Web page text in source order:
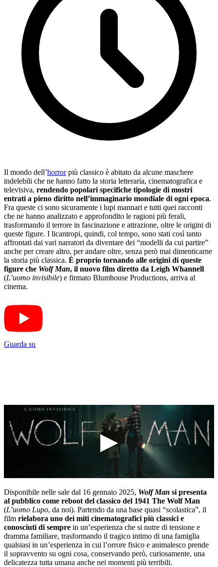
Il mondo dell’horrorpiù classico è abitato da alcune maschere
indelebili che ne hanno fatto la storia letteraria, cinematografica e
televisiva, rendendo popolari specifiche tipologie di mostri
entrati a pieno diritto nell’immaginario mondiale di ogni epoca.
Fra queste ci sono sicuramente i lupi mannari e tutti quei racconti
che ne hanno analizzato e approfondito le ragioni più ferali,
trasformando il terrore in fascinazione e attrazione, oltre le origini di
queste figure. I licantropi, quindi, col tempo, sono stati così tanto
affrontati dai vari narratori da diventare dei “modelli da cui partire”
anche per creare altro, per andare oltre, senza però mai dimenticarne
la storia più classica. È proprio tornando alle origini di queste
figure che Wolf Man, il nuovo film diretto da Leigh Whannell
(L’uomo invisibile) e firmato Blumhouse Productions, arriva al
cinema.
Guarda su
Disponibile nelle sale dal 16 gennaio 2025, Wolf Man si presenta
al pubblico come reboot del classico del 1941 The Wolf Man
(L’uomo Lupo, da noi). Partendo da una base quasi “scolastica”, il
film rielabora uno dei miti cinematografici più classici e
conosciuti di sempre in un’esperienza che si nutre di tensione e
dramma familiare, trasformando il tragico intimo di una famiglia
qualsiasi in un’esperienza in cui l’orrore fisico e animalesco prende
il sopravvento su ogni cosa, conservando però, curiosamente, una
delicatezza tutta umana anche nei momenti più terribili.